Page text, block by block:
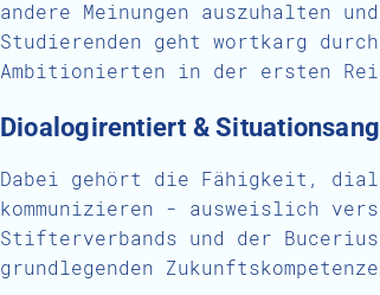
andere Meinungen auszuhalten
Studierenden geht wortkarg
Ambitionierten in der ersten
Dioalogirentiert &
Dabei gehört die Fähigkeit,
kommunizieren - ausweislich
Stifterverbands und der
grundlegenden